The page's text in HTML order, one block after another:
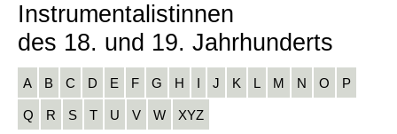
Instrumentalistinnen
des 18. und 19. Jahrhunderts
A B C D E F G H I J K L M N O P
Q R S T U V W XYZ